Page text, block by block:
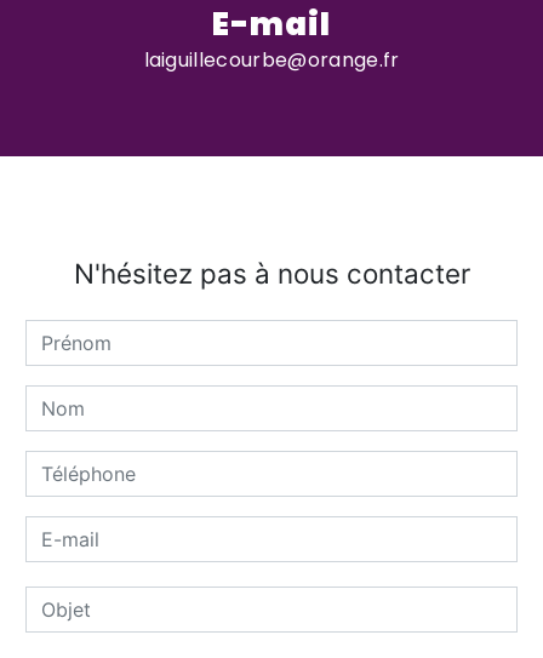
E-mail
laiguillecourbe@orange.fr
N'hésitez pas à nous contacter